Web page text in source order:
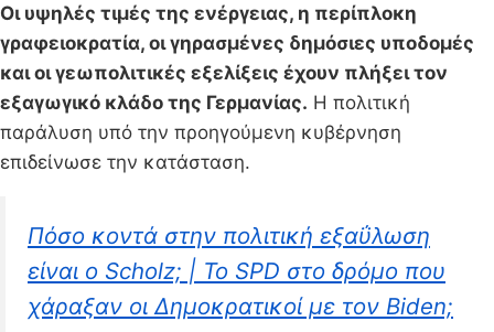
Οι υψηλές τιμές της ενέργειας, η περίπλοκη
γραφειοκρατία, οι γηρασμένες δημόσιες υποδομές
και οι γεωπολιτικές εξελίξεις έχουν πλήξει τον
εξαγωγικό κλάδο της Γερμανίας. Η πολιτική
παράλυση υπό την προηγούμενη κυβέρνηση
επιδείνωσε την κατάσταση.
Πόσο κοντά στην πολιτική εξαΰλωση
είναι ο Scholz; | Το SPD στο δρόμο που
χάραξαν οι Δημοκρατικοί με τον Biden;